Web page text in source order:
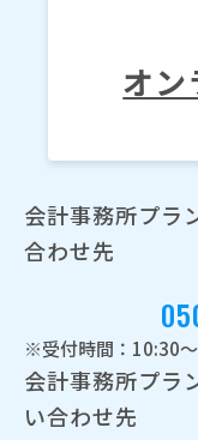
オン
会計事務所プラ
合わせ先
※受付時間：10:30～
会計事務所プラ
い合わせ先